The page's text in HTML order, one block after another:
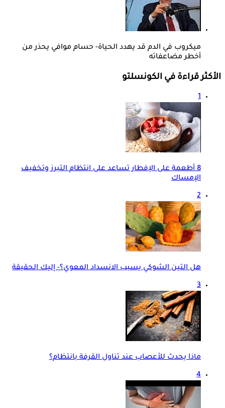
ميكروب في الدم قد يهدد الحياة- حسام موافي يحذر من
أخطر مضاعفاته
الأكثر قراءة في الكونسلتو
1
8 أطعمة على الإفطار تساعد على انتظام التبرز وتخفيف
الإمساك
2
هل التين الشوكي يسبب الانسداد المعوي؟- إليك الحقيقة
3
ماذا يحدث للأعصاب عند تناول القرفة بانتظام؟
4